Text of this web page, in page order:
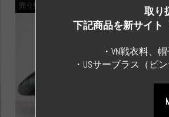
売り切れ
取り
下記商品を新サイト「
・VN戦衣料、
・USサーブラス（ビ